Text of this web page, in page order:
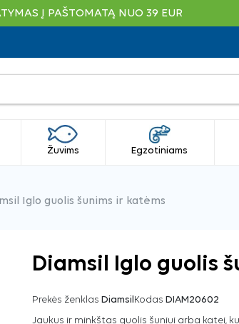
Į PAŠTOMATĄ NUO 39 EUR
Žuvims Egzotiniams
Iglo guolis šunims ir katėms
Diamsil Iglo guolis
Prekės ženklas DiamsilKodas DIAM20602
Jaukus ir minkštas guolis šuniui arba katei,